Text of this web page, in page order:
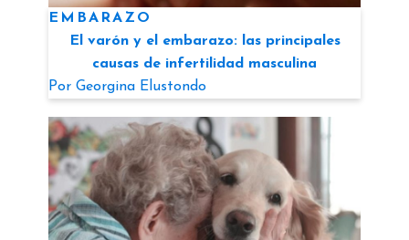
EMBARAZO
El varón y el embarazo: las principales
causas de infertilidad masculina
Por Georgina Elustondo